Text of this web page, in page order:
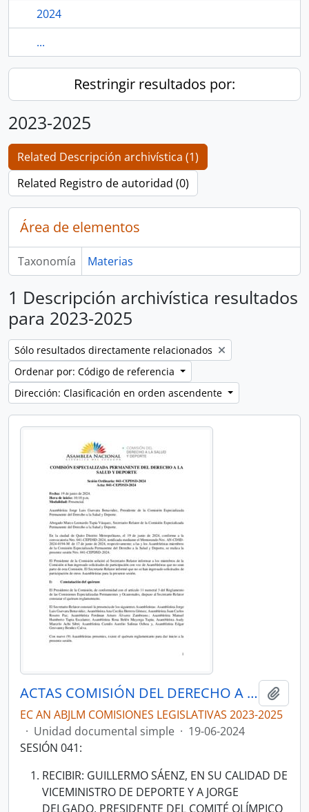
2024
...
Restringir resultados por:
2023-2025
Related Descripción archivística (1)
Related Registro de autoridad (0)
Área de elementos
Taxonomía Materias
1 Descripción archivística resultados
para 2023-2025
Remove filter:
Sólo resultados directamente relacionados
Ordenar por: Código de referencia
Dirección: Clasificación en orden ascendente
ACTAS COMISIÓN DEL DERECHO A LA SALUD Y DEPORTE
EC AN ABJLM COMISIONES LEGISLATIVAS 2023-2025
· Unidad documental simple · 19-06-2024
SESIÓN 041:
RECIBIR: GUILLERMO SÁENZ, EN SU CALIDAD DE
VICEMINISTRO DE DEPORTE Y A JORGE
DELGADO, PRESIDENTE DEL COMITÉ OLÍMPICO